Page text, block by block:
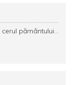
pământului...